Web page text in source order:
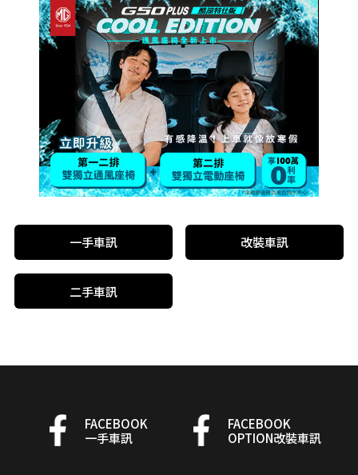
一手車訊 改裝車訊
二手車訊
FACEBOOK
一手車訊
FACEBOOK
OPTION改裝車訊